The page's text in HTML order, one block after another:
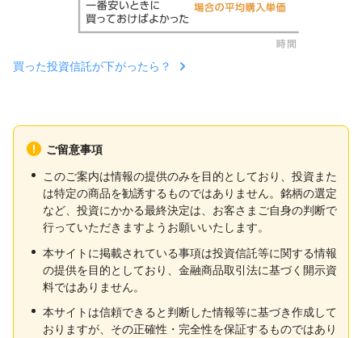
買った投資信託が下がったら？
ご留意事項
このご案内は情報の提供のみを目的としており、投資また
は特定の商品を勧誘するものではありません。銘柄の選定
など、投資にかかる最終決定は、お客さまご自身の判断で
行っていただきますようお願いいたします。
本サイトに掲載されている事項は投資信託等に関する情報
の提供を目的としており、金融商品取引法に基づく開示資
料ではありません。
本サイトは信頼できると判断した情報等に基づき作成して
おりますが、その正確性・完全性を保証するものではあり